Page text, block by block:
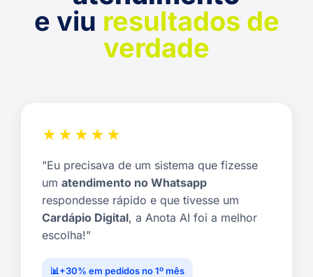
e viu resultados de
verdade
★★★★★
"Eu precisava de um sistema que fizesse
um atendimento no Whatsapp
respondesse rápido e que tivesse um
Cardápio Digital, a Anota AI foi a melhor
escolha!"
+30% em pedidos no 1º mês